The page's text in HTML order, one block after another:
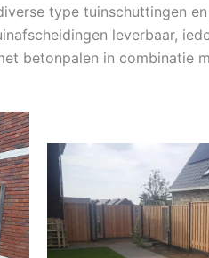
type tuinschuttingen
leverbaar,
betonpalen in combinatie